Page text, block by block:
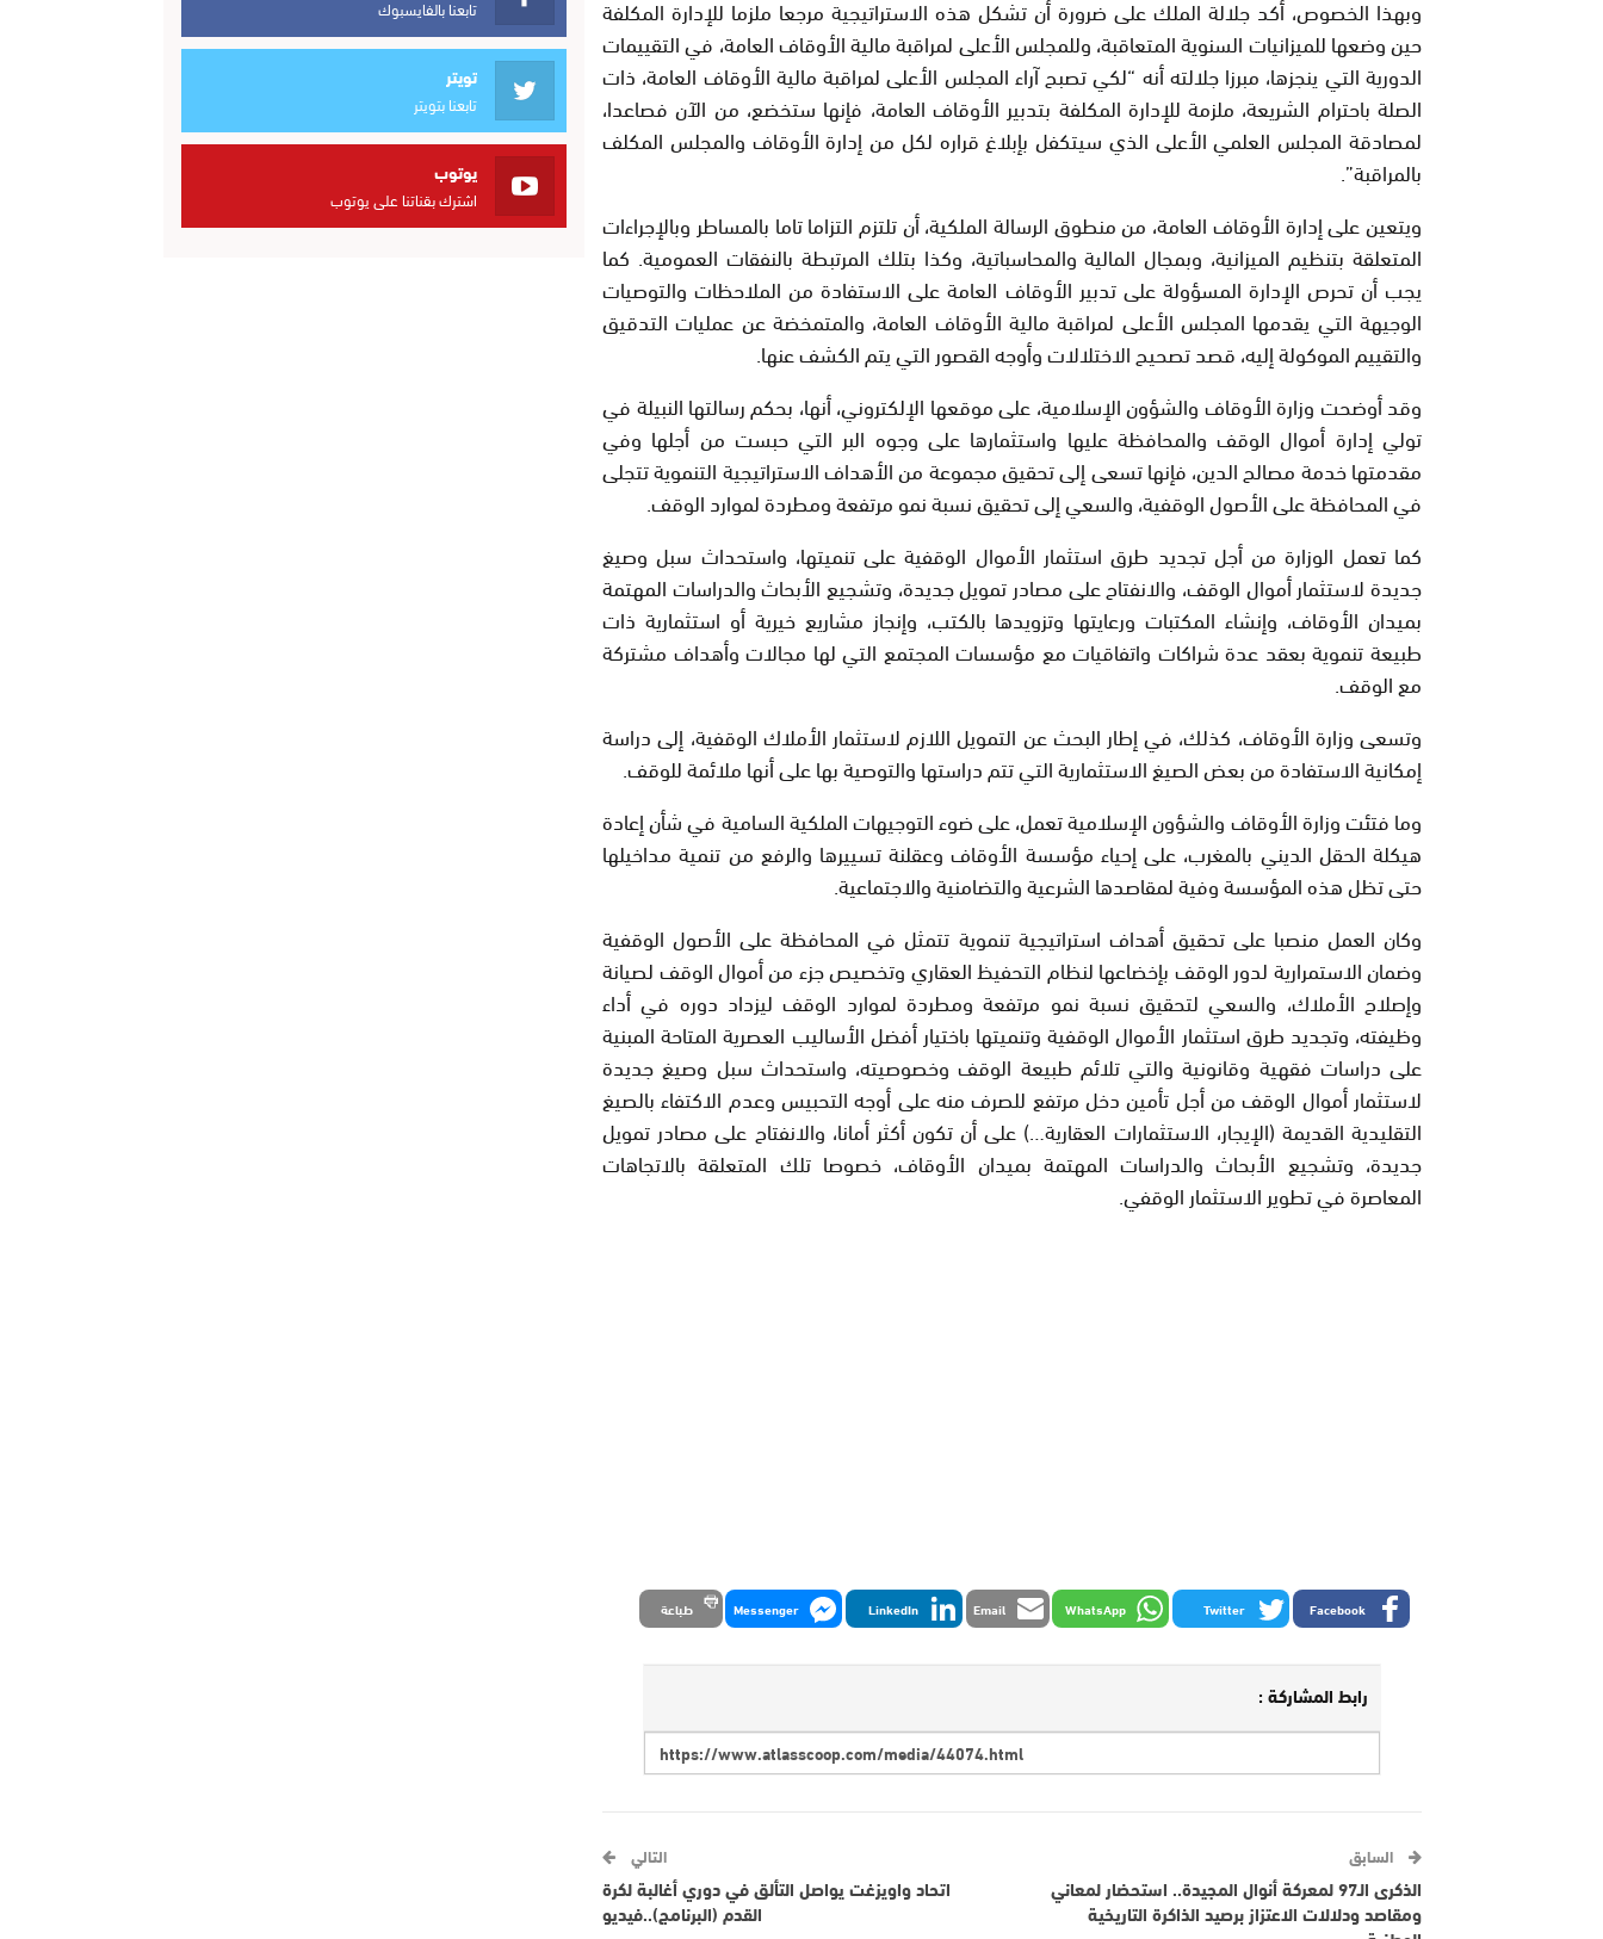
وبهذا الخصوص، أكد جلالة الملك على ضرورة أن تشكل هذه الاستراتيجية مرجعا ملزما للإدارة المكلفة
حين وضعها للميزانيات السنوية المتعاقبة، وللمجلس الأعلى لمراقبة مالية الأوقاف العامة، في التقييمات
الدورية التي ينجزها، مبرزا جلالته أنه “لكي تصبح آراء المجلس الأعلى لمراقبة مالية الأوقاف العامة، ذات
الصلة باحترام الشريعة، ملزمة للإدارة المكلفة بتدبير الأوقاف العامة، فإنها ستخضع، من الآن فصاعدا،
لمصادقة المجلس العلمي الأعلى الذي سيتكفل بإبلاغ قراره لكل من إدارة الأوقاف والمجلس المكلف
بالمراقبة”.
ويتعين على إدارة الأوقاف العامة، من منطوق الرسالة الملكية، أن تلتزم التزاما تاما بالمساطر وبالإجراءات
المتعلقة بتنظيم الميزانية، وبمجال المالية والمحاسباتية، وكذا بتلك المرتبطة بالنفقات العمومية. كما
يجب أن تحرص الإدارة المسؤولة على تدبير الأوقاف العامة على الاستفادة من الملاحظات والتوصيات
الوجيهة التي يقدمها المجلس الأعلى لمراقبة مالية الأوقاف العامة، والمتمخضة عن عمليات التدقيق
والتقييم الموكولة إليه، قصد تصحيح الاختلالات وأوجه القصور التي يتم الكشف عنها.
وقد أوضحت وزارة الأوقاف والشؤون الإسلامية، على موقعها الإلكتروني، أنها، بحكم رسالتها النبيلة في
تولي إدارة أموال الوقف والمحافظة عليها واستثمارها على وجوه البر التي حبست من أجلها وفي
مقدمتها خدمة مصالح الدين، فإنها تسعى إلى تحقيق مجموعة من الأهداف الاستراتيجية التنموية تتجلى
في المحافظة على الأصول الوقفية، والسعي إلى تحقيق نسبة نمو مرتفعة ومطردة لموارد الوقف.
كما تعمل الوزارة من أجل تجديد طرق استثمار الأموال الوقفية على تنميتها، واستحداث سبل وصيغ
جديدة لاستثمار أموال الوقف، والانفتاح على مصادر تمويل جديدة، وتشجيع الأبحاث والدراسات المهتمة
بميدان الأوقاف، وإنشاء المكتبات ورعايتها وتزويدها بالكتب، وإنجاز مشاريع خيرية أو استثمارية ذات
طبيعة تنموية بعقد عدة شراكات واتفاقيات مع مؤسسات المجتمع التي لها مجالات وأهداف مشتركة
مع الوقف.
وتسعى وزارة الأوقاف، كذلك، في إطار البحث عن التمويل اللازم لاستثمار الأملاك الوقفية، إلى دراسة
إمكانية الاستفادة من بعض الصيغ الاستثمارية التي تتم دراستها والتوصية بها على أنها ملائمة للوقف.
وما فتئت وزارة الأوقاف والشؤون الإسلامية تعمل، على ضوء التوجيهات الملكية السامية في شأن إعادة
هيكلة الحقل الديني بالمغرب، على إحياء مؤسسة الأوقاف وعقلنة تسييرها والرفع من تنمية مداخيلها
حتى تظل هذه المؤسسة وفية لمقاصدها الشرعية والتضامنية والاجتماعية.
وكان العمل منصبا على تحقيق أهداف استراتيجية تنموية تتمثل في المحافظة على الأصول الوقفية
وضمان الاستمرارية لدور الوقف بإخضاعها لنظام التحفيظ العقاري وتخصيص جزء من أموال الوقف لصيانة
وإصلاح الأملاك، والسعي لتحقيق نسبة نمو مرتفعة ومطردة لموارد الوقف ليزداد دوره في أداء
وظيفته، وتجديد طرق استثمار الأموال الوقفية وتنميتها باختيار أفضل الأساليب العصرية المتاحة المبنية
على دراسات فقهية وقانونية والتي تلائم طبيعة الوقف وخصوصيته، واستحداث سبل وصيغ جديدة
لاستثمار أموال الوقف من أجل تأمين دخل مرتفع للصرف منه على أوجه التحبيس وعدم الاكتفاء بالصيغ
التقليدية القديمة (الإيجار، الاستثمارات العقارية…) على أن تكون أكثر أمانا، والانفتاح على مصادر تمويل
جديدة، وتشجيع الأبحاث والدراسات المهتمة بميدان الأوقاف، خصوصا تلك المتعلقة بالاتجاهات
المعاصرة في تطوير الاستثمار الوقفي.
Facebook
Twitter
WhatsApp
Email
LinkedIn
Messenger طباعة
رابط المشاركة :
السابق
الذكرى الـ97 لمعركة أنوال المجيدة.. استحضار لمعاني
ومقاصد ودلالات الاعتزاز برصيد الذاكرة التاريخية
التالي
اتحاد واويزغت يواصل التألق في دوري أغالبة لكرة
القدم (البرنامج)..فيديو
تابعنا بالفايسبوك
تويتر
تابعنا بتويتر
يوتوب
اشترك بقناتنا على يوتوب